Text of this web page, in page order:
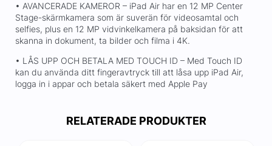
• AVANCERADE KAMEROR – iPad Air har en 12 MP Center
Stage-skärmkamera som är suverän för videosamtal och
selfies, plus en 12 MP vidvinkelkamera på baksidan för att
skanna in dokument, ta bilder och filma i 4K.
• LÅS UPP OCH BETALA MED TOUCH ID – Med Touch ID
kan du använda ditt fingeravtryck till att låsa upp iPad Air,
logga in i appar och betala säkert med Apple Pay
RELATERADE PRODUKTER